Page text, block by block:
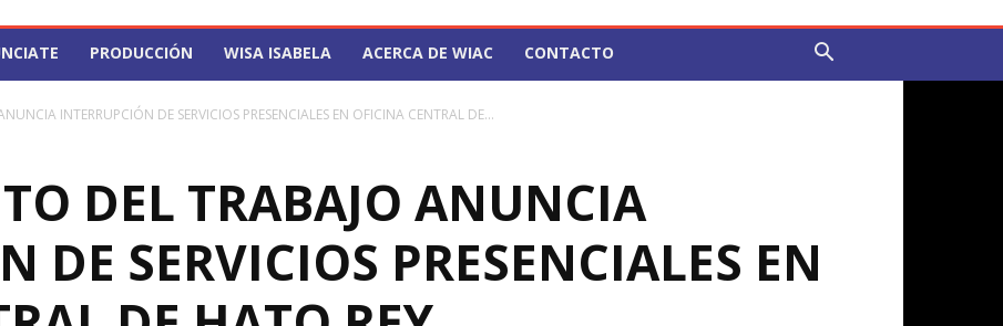
PRODUCCIÓN WISA ISABELA ACERCA DE WIAC CONTACTO
INTERRUPCIÓN DE SERVICIOS PRESENCIALES EN OFICINA CENTRAL DE...
DEL TRABAJO ANUNCIA
DE SERVICIOS PRESENCIALES EN